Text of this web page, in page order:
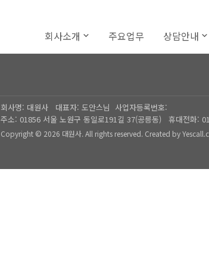
회사소개 주요업무 상담안내
회사명: 대원사대표자: 도안스님 사업자등록번호:
주소: 01856 서울 노원구 동일로191길 37(공릉동) 휴대전화:
Copyright © 2026 대원사. All rights reserved. Created by